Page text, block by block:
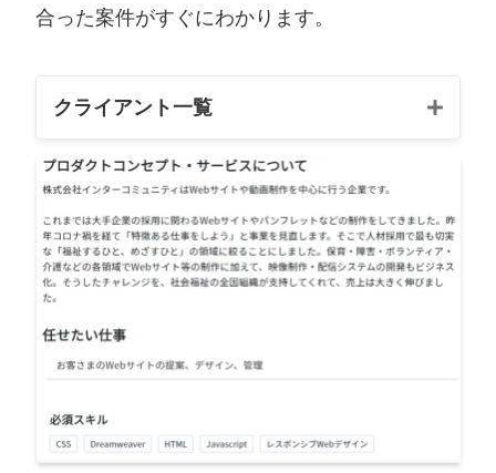
合った案件がすぐにわかります。
クライアント一覧
クライ
アント
名
ジャンル
難
易
度
（株）
ライティング
初
ゲームのレビュ
ンターコ
ィー